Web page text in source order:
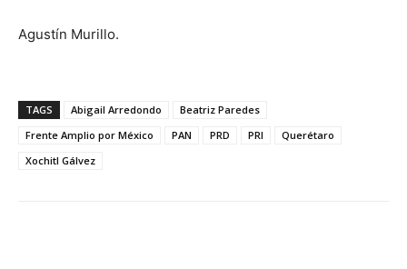
Agustín Murillo.
TAGS Abigail Arredondo
Beatriz Paredes
Frente Amplio por México
PAN PRD PRI
Querétaro
Xochitl Gálvez